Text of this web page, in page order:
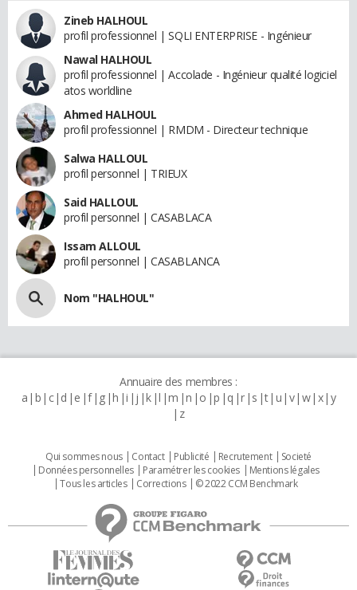
Zineb HALHOUL
profil professionnel | SQLI ENTERPRISE - Ingénieur
Nawal HALHOUL
profil professionnel | Accolade - Ingénieur qualité logiciel
atos worldline
Ahmed HALHOUL
profil professionnel | RMDM - Directeur technique
Salwa HALLOUL
profil personnel | TRIEUX
Said HALLOUL
profil personnel | CASABLACA
Issam ALLOUL
profil personnel | CASABLANCA
Nom "HALHOUL"
Annuaire des membres :
a b c d e f g h i j k l m n o p q r s t u v w x y
z
Qui sommes nous Contact Publicité Recrutement
Societé
Données personnelles
Paramétrer les cookies
Mentions légales
Tous les articles
Corrections © 2022 CCM Benchmark